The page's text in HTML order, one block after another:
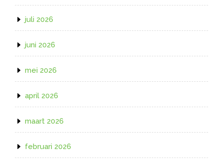
juli 2026
juni 2026
mei 2026
april 2026
maart 2026
februari 2026